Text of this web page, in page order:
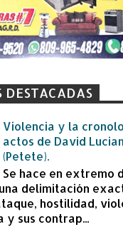
DESTACADAS
Violencia y la
actos de David
(Petete).
Se hace en extremo
delimitación
hostilidad,
y sus contrap...